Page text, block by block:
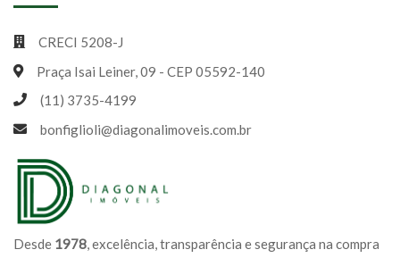
Desde 1978, excelência, transparência e segurança na compra
CRECI 5208-J
Praça Isai Leiner, 09 - CEP 05592-140
(11) 3735-4199
bonfiglioli@diagonalimoveis.com.br